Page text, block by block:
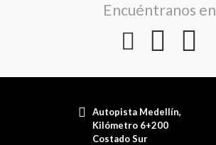
Encuéntranos en
Autopista Medellín,
Kilómetro 6+200
Costado Sur